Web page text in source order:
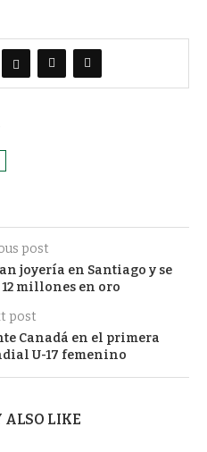
post
joyería en Santiago y se
millones en oro
post
Canadá en el primera
U-17 femenino
ALSO LIKE